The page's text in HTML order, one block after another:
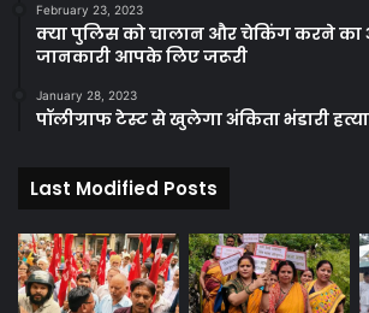
February 23, 2023
क्या पुलिस को चालान और चेकिंग करने का
जानकारी आपके लिए जरूरी
January 28, 2023
पॉलीग्राफ टेस्ट से खुलेगा अंकिता भंडारी
Last Modified Posts